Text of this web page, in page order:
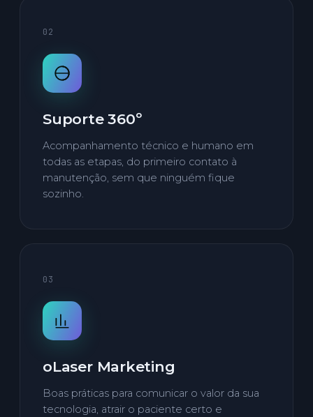
02
Suporte 360º
Acompanhamento técnico e humano em
todas as etapas, do primeiro contato à
manutenção, sem que ninguém fique
sozinho.
03
oLaser Marketing
Boas práticas para comunicar o valor da sua
tecnologia, atrair o paciente certo e